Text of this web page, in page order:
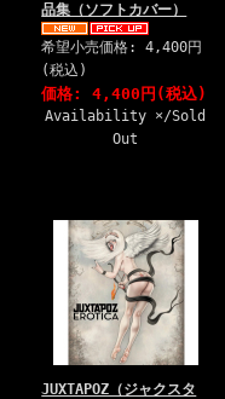
品集（ソフトカバー）
希望小売価格: 4,400円
(税込)
価格: 4,400円(税込)
Availability ×/Sold
Out
JUXTAPOZ（ジャクスタ